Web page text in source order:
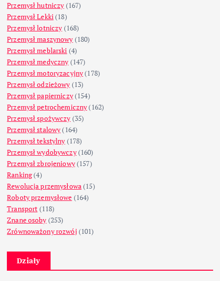
Przemysł hutniczy (167)
Przemysł Lekki (18)
Przemysł lotniczy (168)
Przemysł maszynowy (180)
Przemysł meblarski (4)
Przemysł medyczny (147)
Przemysł motoryzacyjny (178)
Przemysł odzieżowy (13)
Przemysł papierniczy(154)
Przemysł petrochemiczny (162)
Przemysł spożywczy (35)
Przemysł stalowy (164)
Przemysł tekstylny (178)
Przemysł wydobywczy(160)
Przemysł zbrojeniowy(157)
Ranking(4)
Rewolucja przemysłowa (15)
Roboty przemysłowe (164)
Transport (118)
Znane osoby (253)
Zrównoważony rozwój (101)
Działy